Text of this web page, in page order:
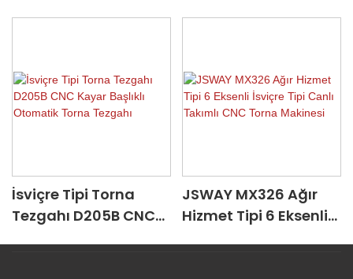
İsviçre Tipi Torna
Tezgahı D205B CNC
JSWAY MX326 Ağır
Hizmet Tipi 6 Eksenli